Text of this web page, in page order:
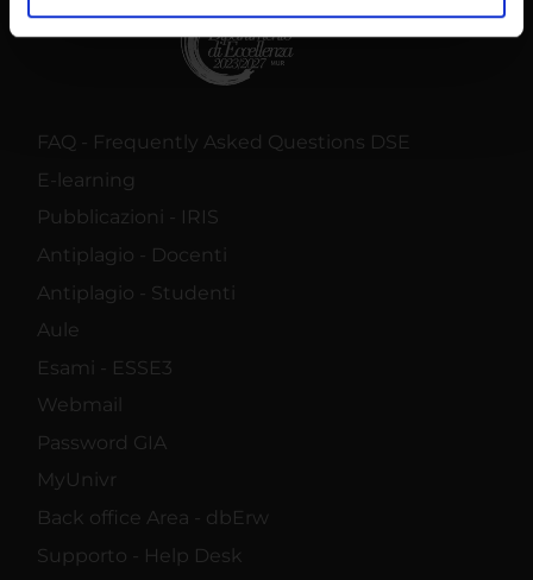
analizzare il nostro traffico. Condividiamo inoltre
informazioni sul modo in cui utilizzi il nostro sito con i
nostri partner che si occupano di analisi dei dati web,
con altre informazioni che hai fornito loro o che hanno
FAQ - Frequently Asked Questions DSE
E-learning
Pubblicazioni - IRIS
Antiplagio - Docenti
Antiplagio - Studenti
Aule
Esami - ESSE3
Webmail
Password GIA
MyUnivr
Back office Area - dbErw
Supporto - Help Desk